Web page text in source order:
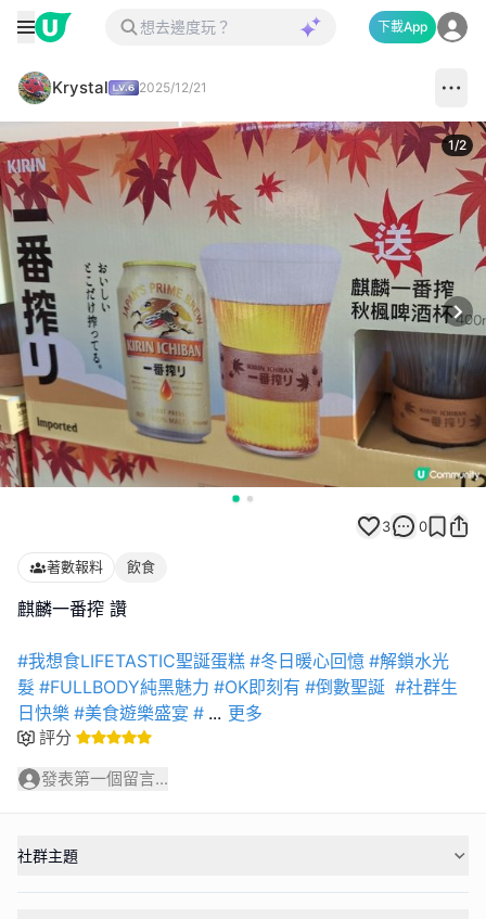
下載App
Krystal 2025/12/21
1/2
3 0
著數報料 飲食
麒麟一番搾 讚
#我想食LIFETASTIC聖誕蛋糕 #冬日暖心回憶 #解鎖水光
髮 #FULLBODY純黑魅力 #OK即刻有 #倒數聖誕 #社群生
日快樂 #美食遊樂盛宴 # ... 更多
評分
發表第一個留言...
社群主題